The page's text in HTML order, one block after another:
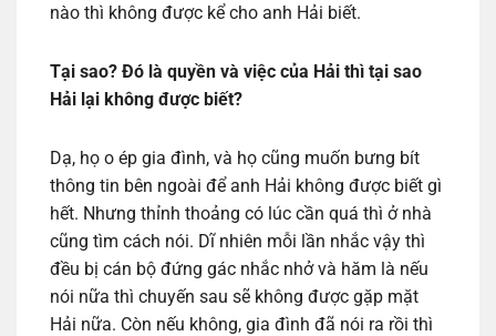
nào thì không được kể cho anh Hải biết.
Tại sao? Đó là quyền và việc của Hải thì tại sao
Hải lại không được biết?
Dạ, họ o ép gia đình, và họ cũng muốn bưng bít
thông tin bên ngoài để anh Hải không được biết gì
hết. Nhưng thỉnh thoảng có lúc cần quá thì ở nhà
cũng tìm cách nói. Dĩ nhiên mỗi lần nhắc vậy thì
đều bị cán bộ đứng gác nhắc nhở và hăm là nếu
nói nữa thì chuyến sau sẽ không được gặp mặt
Hải nữa. Còn nếu không, gia đình đã nói ra rồi thì